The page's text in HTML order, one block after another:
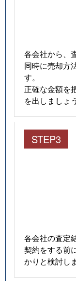
各会社から、
同時に売却方
す。
正確な金額を
を出しましょ
STEP3
各会社の査定
契約をする前
かりと検討し